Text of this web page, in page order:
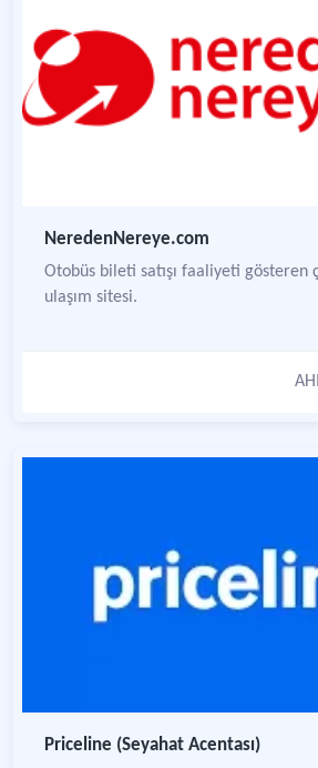
NeredenNereye.com
Otobüs bileti satışı faaliyeti
ulaşım sitesi.
Priceline (Seyahat Acentası)